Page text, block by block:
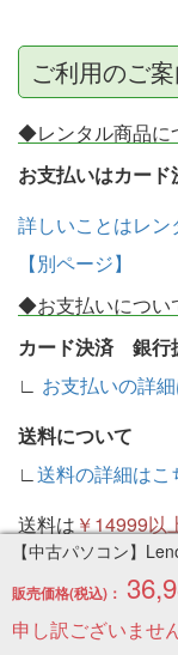
【中古パソコン】
販売価格(税込)：
申し訳ございませ
ご利用のご
◆レンタル商品に
お支払いはカー
詳しいことはレ
【別ページ】
◆お支払いについ
カード決済 銀
∟ お支払いの詳
送料について
∟送料の詳細はこ
送料は￥14999以
いております。
北海道・沖縄・離
ゆうパケットは